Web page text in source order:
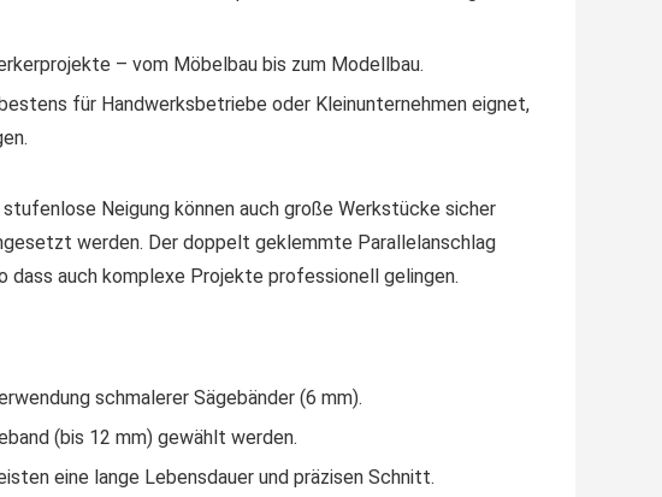
– vom Möbelbau bis zum Modellbau.
für Handwerksbetriebe oder Kleinunternehmen eignet,
Neigung können auch große Werkstücke sicher
werden. Der doppelt geklemmte Parallelanschlag
dass auch komplexe Projekte professionell gelingen.
schmalerer Sägebänder (6 mm).
(bis 12 mm) gewählt werden.
eine lange Lebensdauer und präzisen Schnitt.